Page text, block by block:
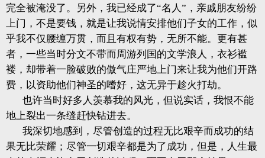
完全被淹没了。另外，我已经成了“名人”，亲戚朋友纷纷
上门，不是要钱，就是让我说情安排他们子女的工作，似
乎我不仅腰缠万贯，而且有权有势，无所不能。更有甚
者，一些当时分文不带而周游列国的文学浪人，衣衫褴
褛，却带着一脸破败的傲气庄严地上门来让我为他们开路
费，以资助他们神圣的嗜好，这无异于趁火打劫。
也许当时好多人羡慕我的风光，但说实话，我恨不能
地上裂出一条缝赶快钻进去。
我深切地感到，尽管创造的过程无比艰辛而成功的结
果无比荣耀；尽管一切艰辛都是为了成功，但是，人生最